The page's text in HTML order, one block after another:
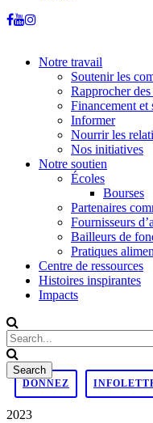
Notre travail
Soutenir les
Rapprocher
Financement et
Informer
Nourrir les
Nos initiatives
Notre soutien
Écoles
Bourses
Partenaires
Fournisseurs
Bailleurs de
Pratiques
Centre de ressources
Histoires inspirantes
Impacts
DONNEZ
2023